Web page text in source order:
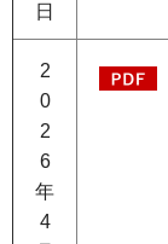
日
2
0
2
6
年
4